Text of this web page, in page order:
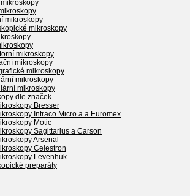
mikroskopy
mikroskopy
mikroskopy
mikroskopy
mikroskopy
mikroskopy
mikroskopy
dle značek
Bresser
Intraco Micro a a Euromex
Motic
Sagittarius a Carson
Arsenal
Celestron
Levenhuk
preparáty